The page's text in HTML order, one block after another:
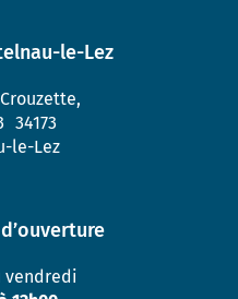
le-Lez
34173
le-Lez
vendredi